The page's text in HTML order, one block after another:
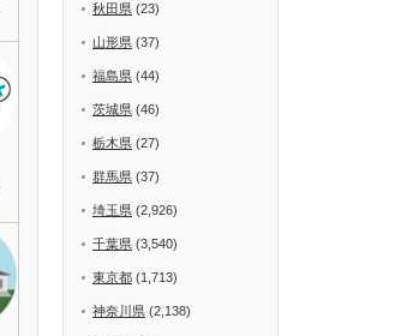
秋田県 (23)
山形県 (37)
福島県 (44)
茨城県 (46)
栃木県 (27)
群馬県 (37)
埼玉県 (2,926)
千葉県 (3,540)
東京都 (1,713)
神奈川県 (2,138)